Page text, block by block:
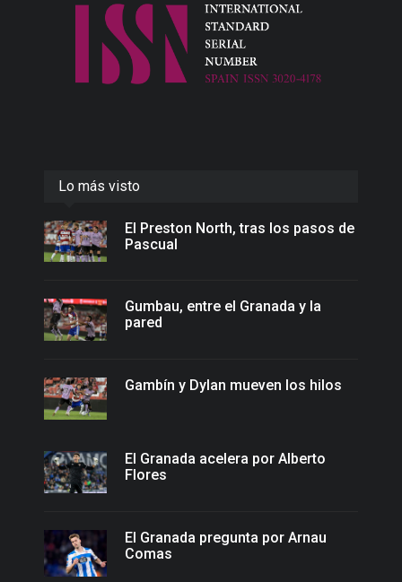
Lo más visto
El Preston North, tras los pasos de
Pascual
Gumbau, entre el Granada y la
pared
Gambín y Dylan mueven los hilos
El Granada acelera por Alberto
Flores
El Granada pregunta por Arnau
Comas